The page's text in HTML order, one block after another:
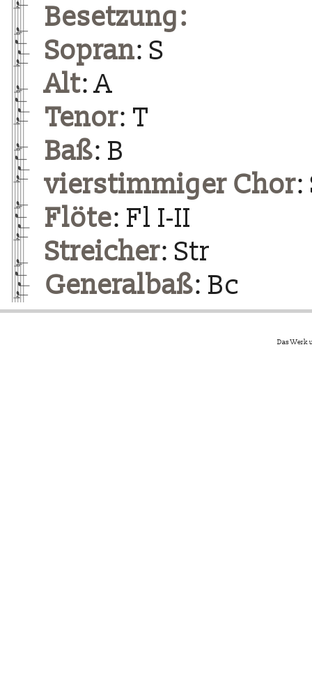
Besetzung:
Sopran: S
Alt: A
Tenor: T
Baß: B
vierstimmiger Chor:
Flöte: Fl I-II
Streicher: Str
Generalbaß: Bc
Das Werk